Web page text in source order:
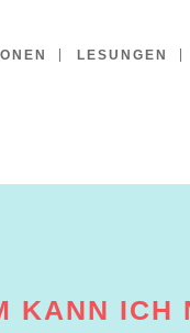
LESUNGEN
KANN ICH